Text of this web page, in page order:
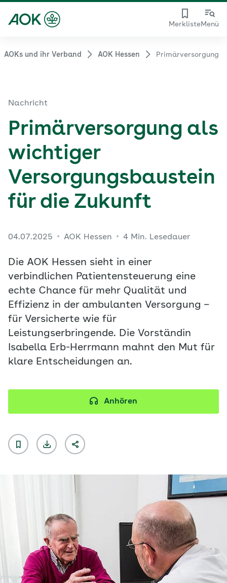
MerklisteMenü
AOKs und ihr Verband AOK Hessen Primärversorgung
Nachricht
Primärversorgung als
wichtiger
Versorgungsbaustein
für die Zukunft
04.07.2025 AOK Hessen 4 Min. Lesedauer
Die AOK Hessen sieht in einer
verbindlichen Patientensteuerung eine
echte Chance für mehr Qualität und
Effizienz in der ambulanten Versorgung –
für Versicherte wie für
Leistungserbringende. Die Vorständin
Isabella Erb-Herrmann mahnt den Mut für
klare Entscheidungen an.
Anhören